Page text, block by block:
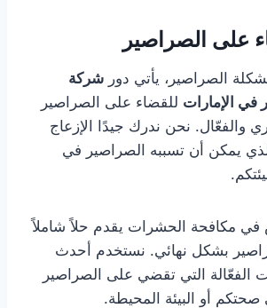
على الصراصير
الصراصير، يأتي دور شركة
في الإمارات للقضاء على الصراصير
والفعّال. نحن ندرك جيدًا الإزعاج
الذي يمكن أن تسببه الصراصير في
في مكافحة الحشرات يقدم حلاً شاملاً
بشكل نهائي. نستخدم أحدث
الفعّالة التي تقضي على الصراصير
أو البيئة المحيطة.